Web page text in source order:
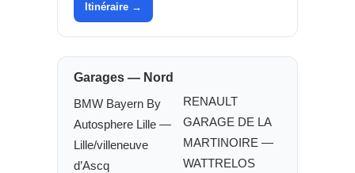
Itinéraire →
Garages — Nord
BMW Bayern By
Autosphere Lille —
Lille/villeneuve
d’Ascq
RENAULT
GARAGE DE LA
MARTINOIRE —
WATTRELOS